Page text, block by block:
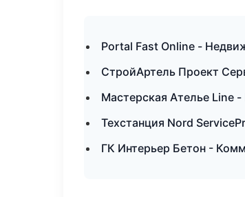
Portal Fast Online -
СтройАртель Проект
Мастерская Ателье Line
Техстанция Nord
ГК Интерьер Бетон -